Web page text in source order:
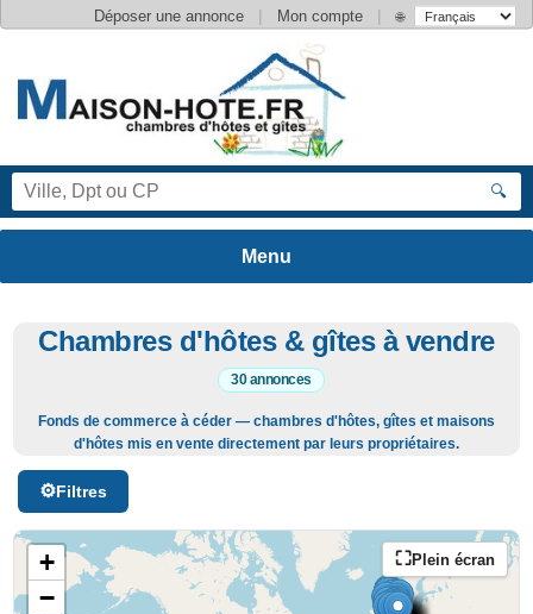
Déposer une annonce | Mon compte | 🌐
🔍
Chambres d'hôtes & gîtes à vendre
30 annonces
Fonds de commerce à céder — chambres d'hôtes, gîtes et maisons
d'hôtes mis en vente directement par leurs propriétaires.
Filtres
Plein écran
+
−